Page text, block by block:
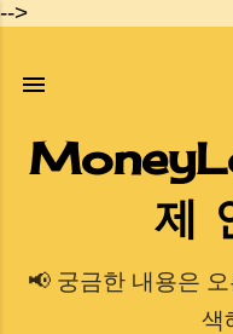
-->
기본 콘
제
📢 궁금한 내용은
색